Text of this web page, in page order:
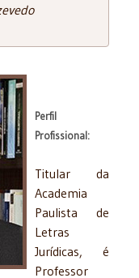
Perfil
Profissional:
Titular da
Academia
Paulista de
Letras
Jurídicas, é
Professor